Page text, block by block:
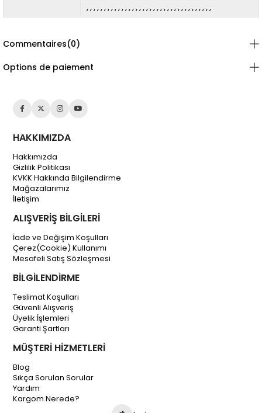
Commentaires(0)
Options de paiement
HAKKIMIZDA
Hakkımızda
Gizlilik Politikası
KVKK Hakkında Bilgilendirme
Mağazalarımız
İletişim
ALIŞVERİŞ BİLGİLERİ
İade ve Değişim Koşulları
Çerez(Cookie) Kullanımı
Mesafeli Satış Sözleşmesi
BİLGİLENDİRME
Teslimat Koşulları
Güvenli Alışveriş
Üyelik İşlemleri
Garanti Şartları
MÜŞTERİ HİZMETLERİ
Blog
Sıkça Sorulan Sorular
Yardım
Kargom Nerede?